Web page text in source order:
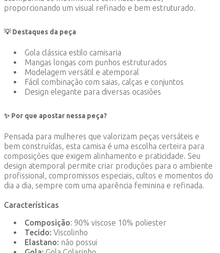
proporcionando um visual refinado e bem estruturado.
💡 Destaques da peça
Gola clássica estilo camisaria
Mangas longas com punhos estruturados
Modelagem versátil e atemporal
Fácil combinação com saias, calças e conjuntos
Design elegante para diversas ocasiões
✨ Por que apostar nessa peça?
Pensada para mulheres que valorizam peças versáteis e
bem construídas, esta camisa é uma escolha certeira para
composições que exigem alinhamento e praticidade. Seu
design atemporal permite criar produções para o ambiente
profissional, compromissos especiais, cultos e momentos do
dia a dia, sempre com uma aparência feminina e refinada.
Características
Composição: 90% viscose 10% poliester
Tecido: Viscolinho
Elastano: não possui